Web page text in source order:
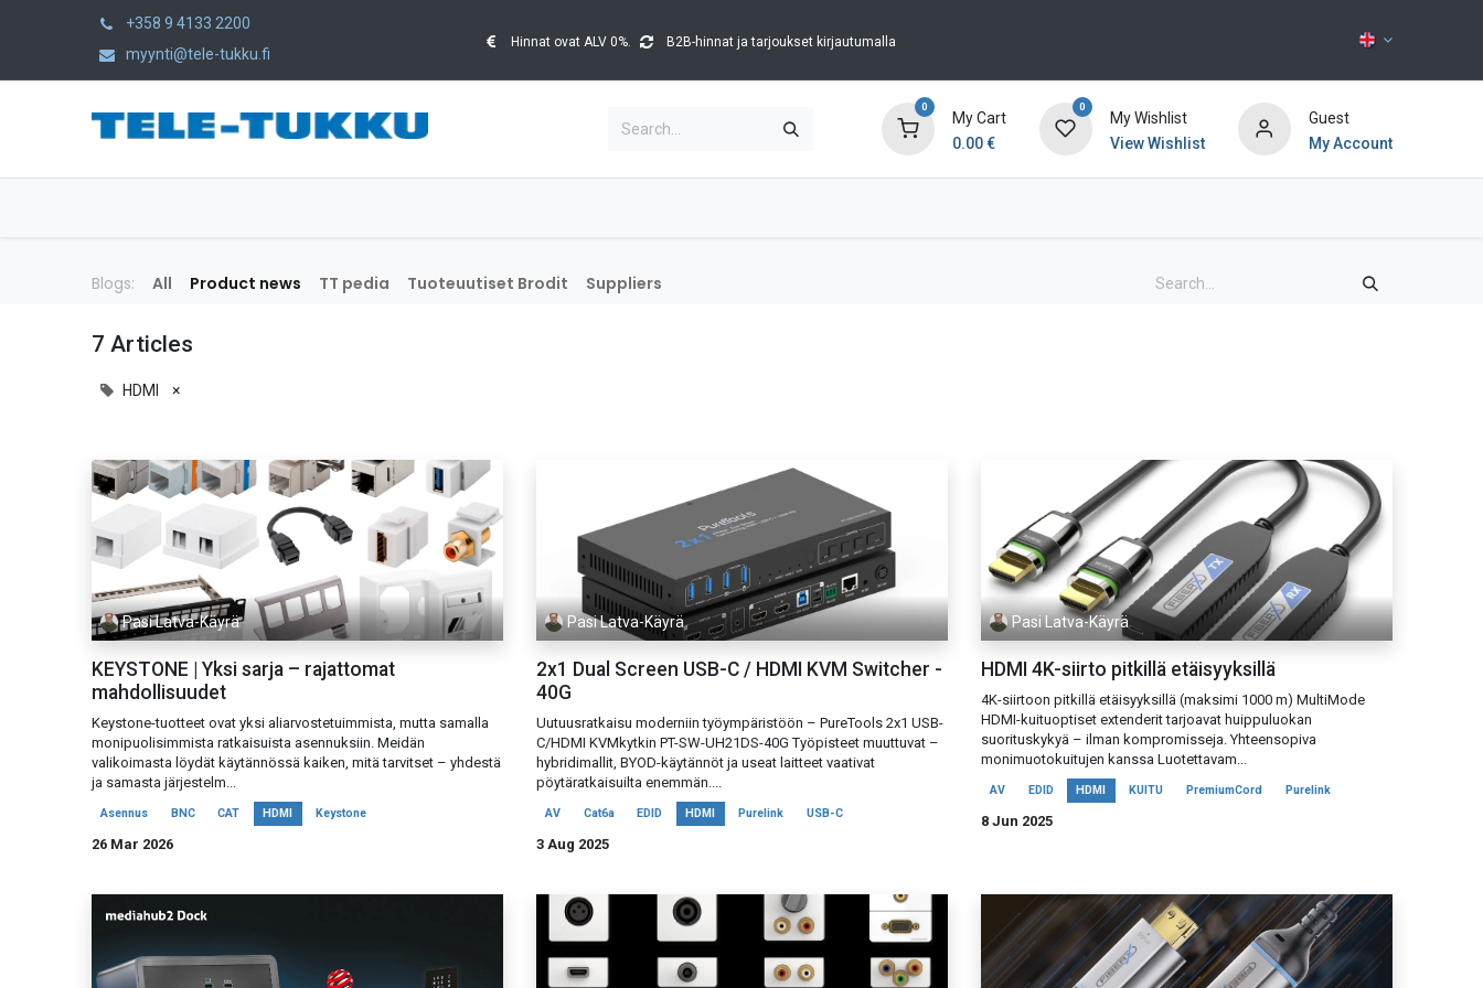
+358 9 4133 2200
myynti@tele-tukku.fi
Hinnat ovat ALV 0%. B2B-hinnat ja tarjoukset kirjautumalla
0
My Cart
0.00€
0
My Wishlist
View Wishlist
Guest
My Account
Blogs: All Product news TT pedia Tuoteuutiset Brodit Suppliers
7 Articles
HDMI ×
Pasi Latva-Käyrä
KEYSTONE | Yksi sarja – rajattomat
mahdollisuudet
Keystone-tuotteet ovat yksi aliarvostetuimmista, mutta samalla
monipuolisimmista ratkaisuista asennuksiin. Meidän
valikoimasta löydät käytännössä kaiken, mitä tarvitset – yhdestä
ja samasta järjestelm...
Asennus BNC CAT HDMI Keystone
26 Mar 2026
Pasi Latva-Käyrä
2x1 Dual Screen USB-C / HDMI KVM Switcher -
40G
Uutuusratkaisu moderniin työympäristöön – PureTools 2x1 USB-
C/HDMI KVMkytkin PT-SW-UH21DS-40G Työpisteet muuttuvat –
hybridimallit, BYOD-käytännöt ja useat laitteet vaativat
pöytäratkaisuilta enemmän....
AV Cat6a EDID HDMI Purelink USB-C
3 Aug 2025
Pasi Latva-Käyrä
HDMI 4K-siirto pitkillä etäisyyksillä
4K-siirtoon pitkillä etäisyyksillä (maksimi 1000 m) MultiMode
HDMI-kuituoptiset extenderit tarjoavat huippuluokan
suorituskykyä – ilman kompromisseja. Yhteensopiva
monimuotokuitujen kanssa Luotettavam...
AV EDID HDMI KUITU PremiumCord Purelink
8 Jun 2025